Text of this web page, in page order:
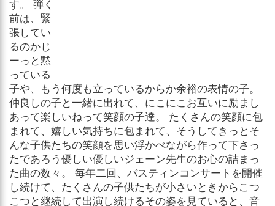
す。 弾く
前は、緊
張してい
るのかじ
ーっと黙
っている
子や、もう何度も立っているからか余裕の表情の子。
仲良しの子と一緒に出れて、にこにこお互いに励まし
あって楽しいねって笑顔の子達。 たくさんの笑顔に包
まれて、嬉しい気持ちに包まれて、そうしてきっとそ
んな子供たちの笑顔を思い浮かべながら作って下さっ
たであろう優しい優しいジェーン先生のお心の詰まっ
た曲の数々。 毎年二回、バスティンコンサートを開催
し続けて、たくさんの子供たちが小さいときからこつ
こつと継続して出演し続けるその姿を見ていると、音